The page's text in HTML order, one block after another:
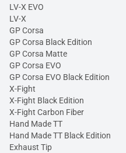
LV-X EVO
LV-X
GP Corsa
GP Corsa Black Edition
GP Corsa Matte
GP Corsa EVO
GP Corsa EVO Black Edition
X-Fight
X-Fight Black Edition
X-Fight Carbon Fiber
Hand Made TT
Hand Made TT Black Edition
Exhaust Tip